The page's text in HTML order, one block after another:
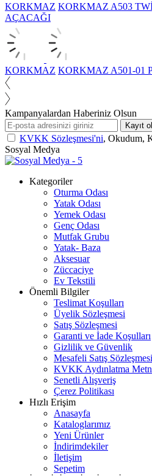
KORKMAZ KORKMAZ A503
AÇACAĞI
KORKMAZ KORKMAZ A501-01
Kampanyalardan Haberiniz Olsun
Kayıt
KVKK Sözleşmesi'ni, Okudum,
Sosyal Medya
Kategoriler
Oturma Odası
Yatak Odası
Yemek Odası
Genç Odası
Mutfak Grubu
Yatak- Baza
Aksesuar
Züccaciye
Ev Tekstili
Önemli Bilgiler
Teslimat Koşulları
Üyelik Sözleşmesi
Satış Sözleşmesi
Garanti ve İade Koşulları
Gizlilik ve Güvenlik
Mesafeli Satış Sözleşmesi
KVKK Aydınlatma
Senetli Alışveriş
Çerez Politikası
Hızlı Erişim
Anasayfa
Kataloglarımız
Yeni Ürünler
İndirimdekiler
İletişim
Sepetim